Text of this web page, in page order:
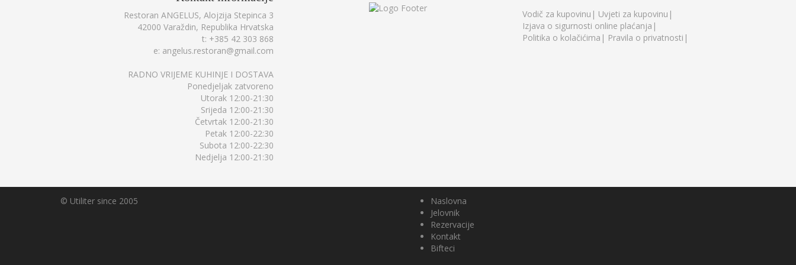
Restoran ANGELUS, Alojzija Stepinca 3
42000 Varaždin, Republika Hrvatska
t: +385 42 303 868
e: angelus.restoran@gmail.com
RADNO VRIJEME KUHINJE I DOSTAVA
Ponedjeljak zatvoreno
Utorak 12:00-21:30
Srijeda 12:00-21:30
Četvrtak 12:00-21:30
Petak 12:00-22:30
Subota 12:00-22:30
Nedjelja 12:00-21:30
Vodič za kupovinu| Uvjeti za kupovinu|
Izjava o sigurnosti online plaćanja|
Politika o kolačićima| Pravila o privatnosti|
© Utiliter since 2005
Naslovna
Jelovnik
Rezervacije
Kontakt
Bifteci